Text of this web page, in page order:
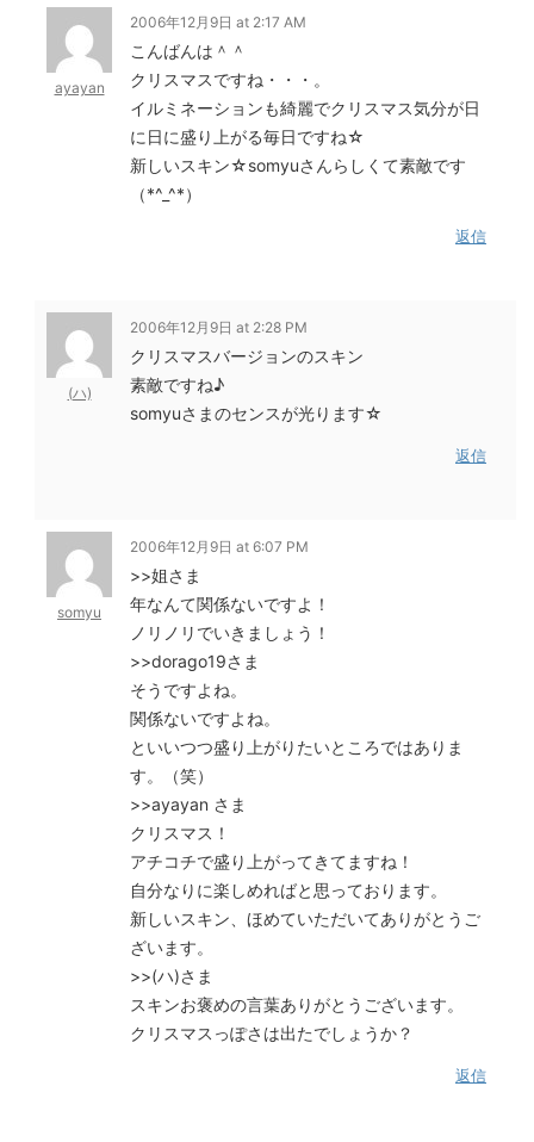
ayayan
2006年12月9日 at 2:17 AM
こんばんは＾＾
クリスマスですね・・・。
イルミネーションも綺麗でクリスマス気分が日
に日に盛り上がる毎日ですね☆
新しいスキン☆somyuさんらしくて素敵です
（*^_^*）
返信
(ハ)
2006年12月9日 at 2:28 PM
クリスマスバージョンのスキン
素敵ですね♪
somyuさまのセンスが光ります☆
返信
somyu
2006年12月9日 at 6:07 PM
>>姐さま
年なんて関係ないですよ！
ノリノリでいきましょう！
>>dorago19さま
そうですよね。
関係ないですよね。
といいつつ盛り上がりたいところではありま
す。（笑）
>>ayayan さま
クリスマス！
アチコチで盛り上がってきてますね！
自分なりに楽しめればと思っております。
新しいスキン、ほめていただいてありがとうご
ざいます。
>>(ハ)さま
スキンお褒めの言葉ありがとうございます。
クリスマスっぽさは出たでしょうか？
返信